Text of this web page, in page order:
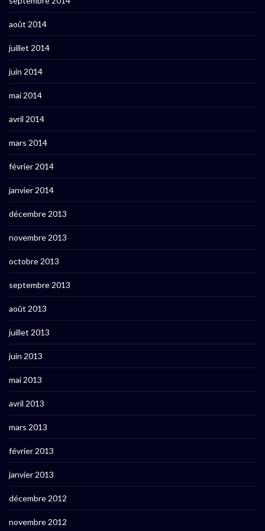
août 2014
juillet 2014
juin 2014
mai 2014
avril 2014
mars 2014
février 2014
janvier 2014
décembre 2013
novembre 2013
octobre 2013
septembre 2013
août 2013
juillet 2013
juin 2013
mai 2013
avril 2013
mars 2013
février 2013
janvier 2013
décembre 2012
novembre 2012